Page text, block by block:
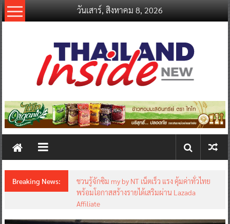
Skip
to
วันเสาร์, สิงหาคม 8, 2026
thailandinsidenew.com
Thailand
New
Breaking News:
ชวนรู้จักซิม my by NT เน็ตเร็ว แรง คุ้มค่าทั่วไทย
พร้อมโอกาสสร้างรายได้เสริมผ่าน Lazada
Affiliate